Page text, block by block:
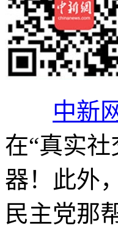
中新
在“真实
器！此外
民主党那